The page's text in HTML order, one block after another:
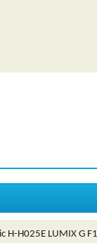
H-H025E LUMIX G